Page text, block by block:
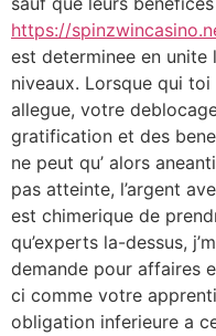
https://
est determinee en unite
niveaux. Lorsque qui
allegue, votre
gratification et des
ne peut qu’ alors
pas atteinte, l’argent
est chimerique de
qu’experts la-dessus,
demande pour affaires
ci comme votre
obligation inferieure a